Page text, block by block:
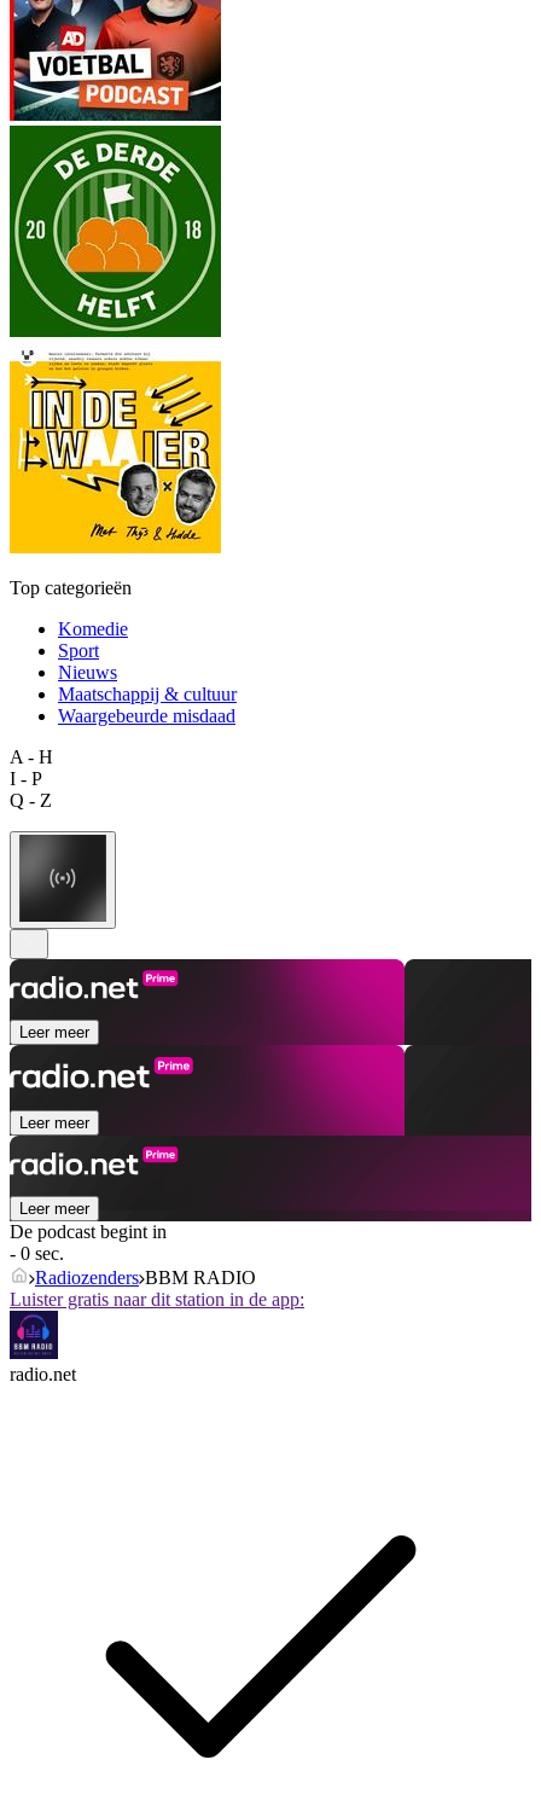
Top categorieën
Komedie
Sport
Nieuws
Maatschappij & cultuur
Waargebeurde misdaad
A - H
I - P
Q - Z
Leer meer
Leer meer
Leer meer
De podcast begint in
- 0 sec.
Radiozenders BBM RADIO
Luister gratis naar dit station in de app:
radio.net